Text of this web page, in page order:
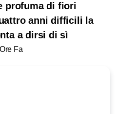
profuma di fiori
anni difficili la
a dirsi di sì
Fa